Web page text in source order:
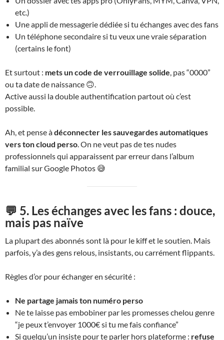
etc.)
Une appli de messagerie dédiée si tu échanges avec des fans
Un téléphone secondaire si tu veux une vraie séparation
(certains le font)
Et surtout : mets un code de verrouillage solide, pas “0000”
ou ta date de naissance 🙃.
Active aussi la double authentification partout où c’est
possible.
Ah, et pense àdéconnecter les sauvegardes automatiques
vers ton cloud perso. On ne veut pas de tes nudes
professionnels qui apparaissent par erreur dans l’album
familial sur Google Photos 😅
💬 5. Les échanges avec les fans : douce,
mais pas naïve
La plupart des abonnés sont là pour le kiff et le soutien. Mais
parfois, y’a des gens relous, insistants, ou carrément flippants.
Règles d’or pour échanger en sécurité :
Ne partage jamais ton numéro perso
Ne te laisse pas embobiner par les promesses chelou genre
“je peux t’envoyer 1000€ si tu me fais confiance”
Si quelqu’un insiste pour te parler hors plateforme : refuse